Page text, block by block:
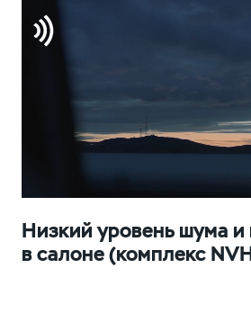
Низкий уровень шума и
в салоне (комплекс